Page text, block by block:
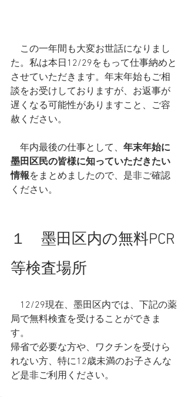
この一年間も大変お世話になりまし
た。私は本日12/29をもって仕事納めと
させていただきます。年末年始もご相
談をお受けしておりますが、お返事が
遅くなる可能性がありますこと、ご容
赦ください。
年内最後の仕事として、 年末年始に
墨田区民の皆様に知っていただきたい
情報をまとめましたので、是非ご確認
ください。
１　墨田区内の無料PCR
等検査場所
12/29現在、墨田区内では、下記の薬
局で無料検査を受けることができま
す。
帰省で必要な方や、ワクチンを受けら
れない方、特に12歳未満のお子さんな
ど是非ご利用ください。